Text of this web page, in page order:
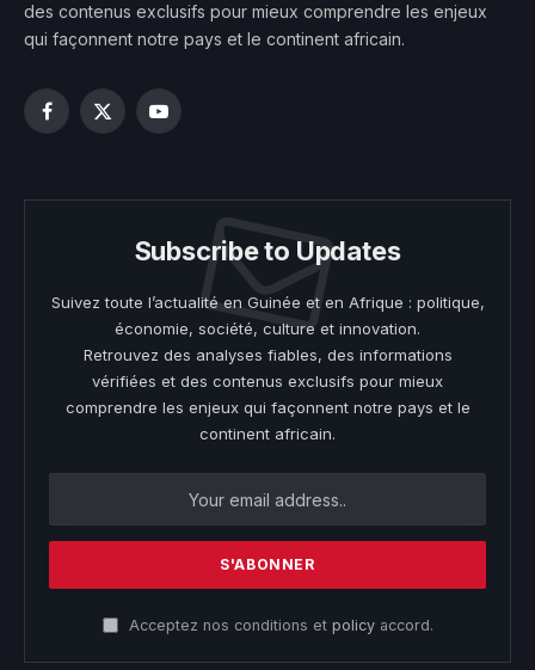
des contenus exclusifs pour mieux comprendre les enjeux
qui façonnent notre pays et le continent africain.
Facebook
X
YouTube
Subscribe to Updates
Suivez toute l’actualité en Guinée et en Afrique : politique,
économie, société, culture et innovation.
Retrouvez des analyses fiables, des informations
vérifiées et des contenus exclusifs pour mieux
comprendre les enjeux qui façonnent notre pays et le
continent africain.
Acceptez nos conditions et policyaccord.